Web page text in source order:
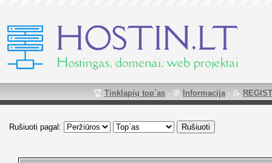
🏆 Tinklapių top`as - 🧭 Informacija- 📝
Rušiuoti pagal: